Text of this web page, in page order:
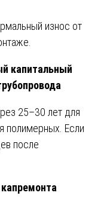
износ от
капитальный
25–30 лет для
полимерных. Если
после